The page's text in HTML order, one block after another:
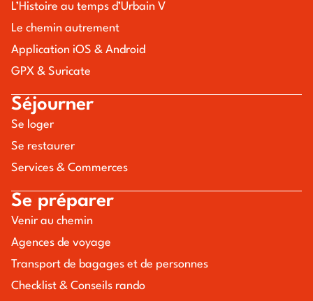
L’Histoire au temps d’Urbain V
Le chemin autrement
Application iOS & Android
GPX & Suricate
Séjourner
Se loger
Se restaurer
Services & Commerces
Se préparer
Venir au chemin
Agences de voyage
Transport de bagages et de personnes
Checklist & Conseils rando